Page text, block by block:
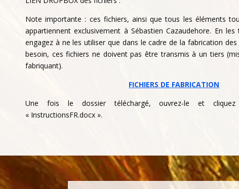
Note importante : ces fichiers, ainsi que tous les éléments
appartiennent exclusivement à Sébastien Cazaudehore. En
engagez à ne les utiliser que dans le cadre de la fabrication
besoin, ces fichiers ne doivent pas être transmis à un tiers
fabriquant).
FICHIERS DE FABRICATION
Une fois le dossier téléchargé, ouvrez-le et
« InstructionsFR.docx ».